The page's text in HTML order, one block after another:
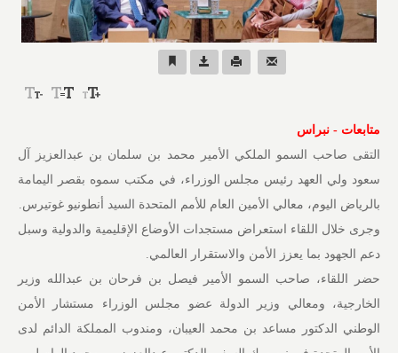
متابعات - نبراس
التقى صاحب السمو الملكي الأمير محمد بن سلمان بن عبدالعزيز آل
سعود ولي العهد رئيس مجلس الوزراء، في مكتب سموه بقصر اليمامة
بالرياض اليوم، معالي الأمين العام للأمم المتحدة السيد أنطونيو غوتيرس.
وجرى خلال اللقاء استعراض مستجدات الأوضاع الإقليمية والدولية وسبل
دعم الجهود بما يعزز الأمن والاستقرار العالمي.
حضر اللقاء، صاحب السمو الأمير فيصل بن فرحان بن عبدالله وزير
الخارجية، ومعالي وزير الدولة عضو مجلس الوزراء مستشار الأمن
الوطني الدكتور مساعد بن محمد العيبان، ومندوب المملكة الدائم لدى